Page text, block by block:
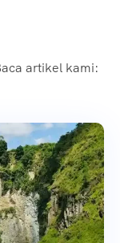
artikel kami: